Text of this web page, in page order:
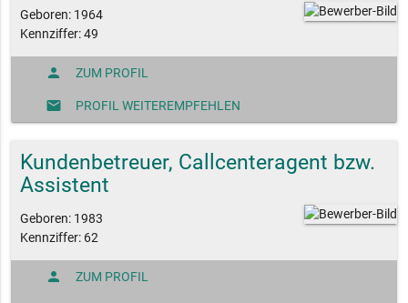
Geboren: 1964
Kennziffer: 49
person ZUM PROFIL
mail PROFIL WEITEREMPFEHLEN
Kundenbetreuer, Callcenteragent bzw.
Assistent
Geboren: 1983
Kennziffer: 62
person ZUM PROFIL